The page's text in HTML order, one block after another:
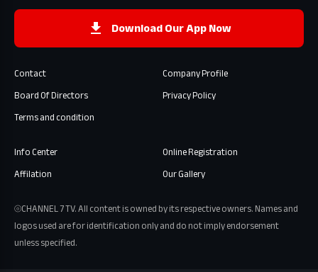
Download Our App Now
Contact
Company Profile
Board Of Directors
Privacy Policy
Terms and condition
Info Center
Online Registration
Affilation
Our Gallery
⦾CHANNEL 7 TV. All content is owned by its respective owners. Names and
logos used are for identification only and do not imply endorsement
unless specified.